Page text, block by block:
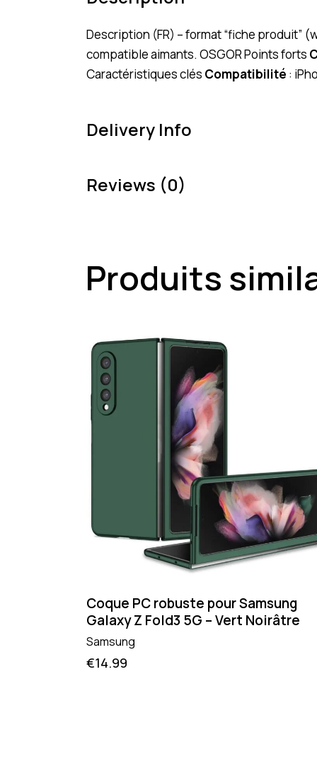
Description (FR) – format “fiche produit”
compatible aimants. OSGOR Points forts
Caractéristiques clés Compatibilité :
Delivery Info
Reviews (0)
Produits
Coque PC robuste pour Samsung
Galaxy Z Fold3 5G – Vert Noirâtre
Samsung
€14.99